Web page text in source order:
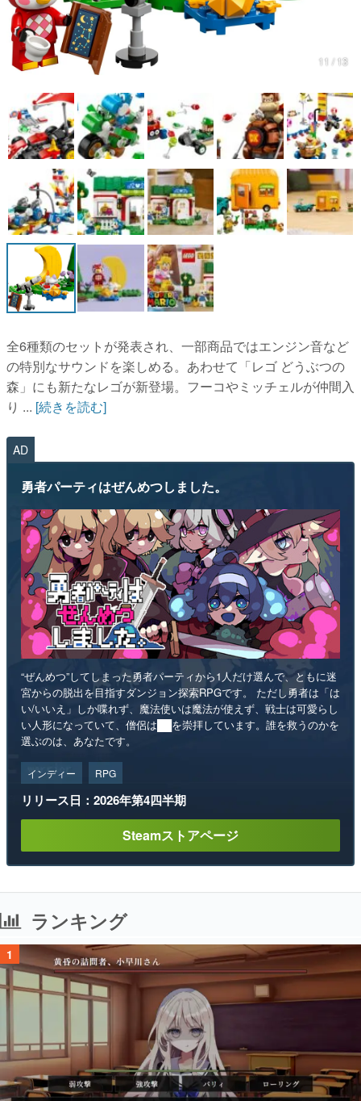
特集記事
マンガ
女性向け
アプリレビュー
その他
電ファミニコゲーマーとは？
運営：株式会社マレ
11 / 13
全6種類のセットが発表され、一部商品ではエンジン音など
の特別なサウンドを楽しめる。あわせて「レゴ どうぶつの
森」にも新たなレゴが新登場。フーコやミッチェルが仲間入
り ... [続きを読む]
AD
勇者パーティはぜんめつしました。
“ぜんめつ”してしまった勇者パーティから1人だけ選んで、ともに迷
宮からの脱出を目指すダンジョン探索RPGです。 ただし勇者は「は
い/いいえ」しか喋れず、魔法使いは魔法が使えず、戦士は可愛らし
い人形になっていて、僧侶は██を崇拝しています。誰を救うのかを
選ぶのは、あなたです。
インディー RPG
リリース日：2026年第4四半期
Steamストアページ
ランキング
1